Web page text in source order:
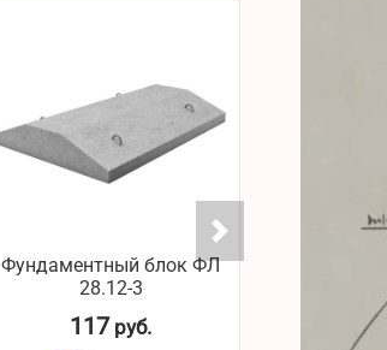
Фундаментный блок ФЛ
28.12-3
117руб. 111